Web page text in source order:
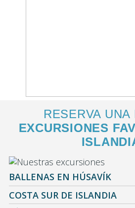
RESERVA UNA
EXCURSIONES
BALLENAS EN HÚSAVÍK
COSTA SUR DE ISLANDIA